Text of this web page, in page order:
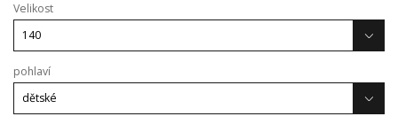
Velikost
pohlaví